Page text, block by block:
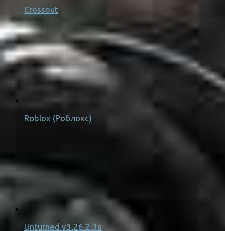
Crossout
Roblox (Роблокс)
Unturned v3.26.2.3a